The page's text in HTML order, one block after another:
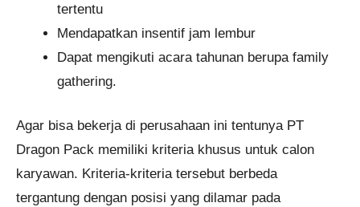
tertentu
Mendapatkan insentif jam lembur
Dapat mengikuti acara tahunan berupa family
gathering.
Agar bisa bekerja di perusahaan ini tentunya PT
Dragon Pack memiliki kriteria khusus untuk calon
karyawan. Kriteria-kriteria tersebut berbeda
tergantung dengan posisi yang dilamar pada